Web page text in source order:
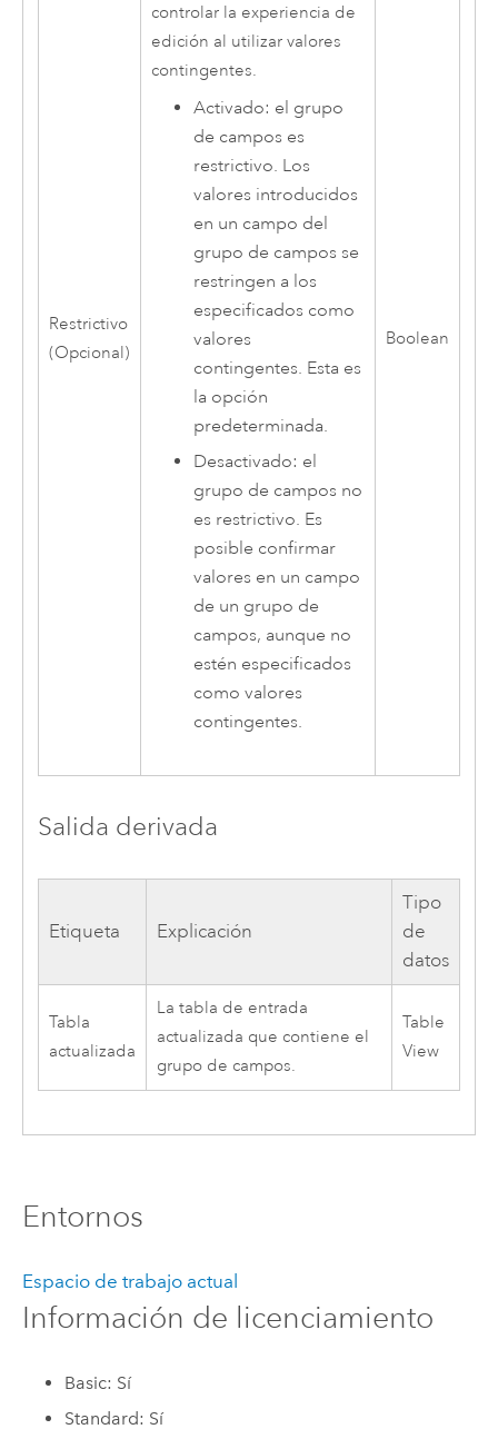
Restrictivo
(Opcional)
controlar la experiencia de
edición al utilizar valores
contingentes.
Activado: el grupo
de campos es
restrictivo. Los
valores introducidos
en un campo del
grupo de campos se
restringen a los
especificados como
valores
contingentes. Esta es
la opción
predeterminada.
Desactivado: el
grupo de campos no
es restrictivo. Es
posible confirmar
valores en un campo
de un grupo de
campos, aunque no
estén especificados
como valores
contingentes.
Boolean
Salida derivada
Etiqueta Explicación
Tipo
de
datos
Tabla
actualizada
La tabla de entrada
actualizada que contiene el
grupo de campos.
Table
View
Entornos
Espacio de trabajo actual
Información de licenciamiento
Basic: Sí
Standard: Sí